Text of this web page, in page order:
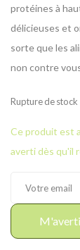
protéines à
délicieuses et
sorte que les
non contre
Rupture de stock
Ce produit est
averti dès qu'il